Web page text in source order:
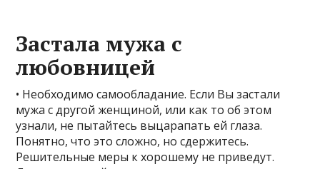
Застала мужа с
любовницей
• Необходимо самообладание. Если Вы застали
мужа с другой женщиной, или как то об этом
узнали, не пытайтесь выцарапать ей глаза.
Понятно, что это сложно, но сдержитесь.
Решительные меры к хорошему не приведут.